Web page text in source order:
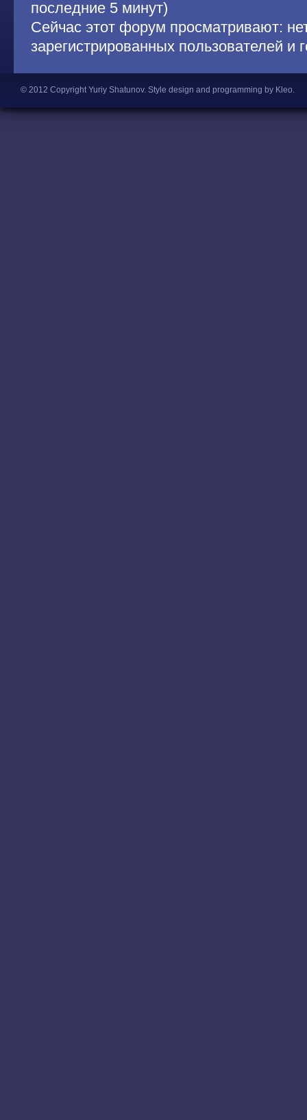
последние 5 минут)
Сейчас этот форум просматривают:
зарегистрированных пользователей и
© 2012 Copyright Yuriy Shatunov. Style design and programming by Kleo.